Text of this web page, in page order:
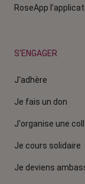
RoseApp
S'ENGAGER
J'adhère
Je fais un don
J'organise une
Je cours solidaire
Je deviens